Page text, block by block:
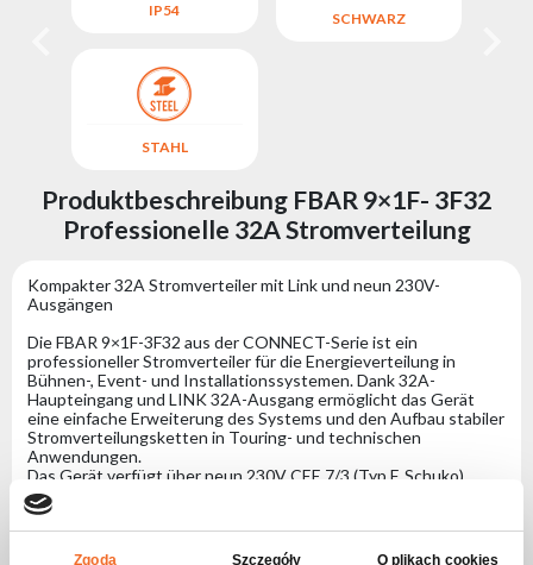
Zgoda Szczegóły O plikach cookies
IP54
STAHL
SCHWARZ
Produktbeschreibung FBAR 9×1F- 3F32
Professionelle 32A Stromverteilung
Kompakter 32A Stromverteiler mit Link und neun 230V-
Ausgängen
Die FBAR 9×1F-3F32 aus der CONNECT-Serie ist ein
professioneller Stromverteiler für die Energieverteilung in
Bühnen-, Event- und Installationssystemen. Dank 32A-
Haupteingang und LINK 32A-Ausgang ermöglicht das Gerät
eine einfache Erweiterung des Systems und den Aufbau stabiler
Stromverteilungsketten in Touring- und technischen
Anwendungen.
Das Gerät verfügt über neun 230V CEE 7/3 (Typ F, Schuko)
Ausgänge, gleichmäßig auf drei Phasen verteilt mit jeweils drei
Ausgängen pro Phase. Dies gewährleistet eine sichere und
ausgewogene Stromversorgung für einphasige Geräte wie
Bühnenbeleuchtung, Audioequipment, Multimedia,